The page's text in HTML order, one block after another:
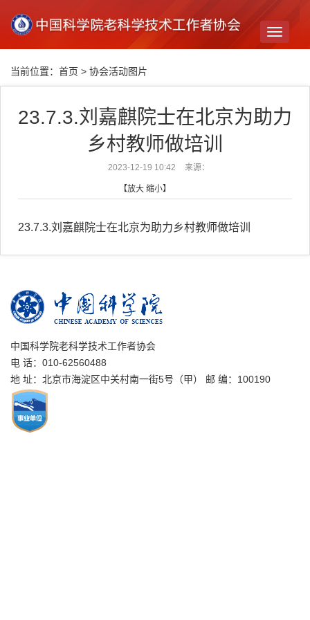
Toggle
当前位置： 首页 > 协会活动图片
23.7.3.刘嘉麒院士在北京为助力
乡村教师做培训
2023-12-19 10:42 来源：
【放大 缩小】
23.7.3.刘嘉麒院士在北京为助力乡村教师做培训
中国科学院老科学技术工作者协会
电 话：010-62560488
地 址：北京市海淀区中关村南一街5号（甲） 邮 编：100190